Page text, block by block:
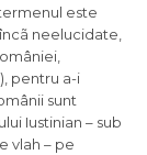
este
neelucidate,
pentru a-i
sunt
Iustinian – sub
vlah – pe